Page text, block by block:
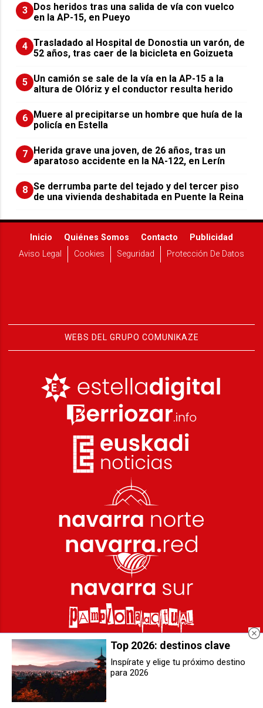
3 Dos heridos tras una salida de vía con vuelco
en la AP-15, en Pueyo
4 Trasladado al Hospital de Donostia un varón, de
52 años, tras caer de la bicicleta en Goizueta
5 Un camión se sale de la vía en la AP-15 a la
altura de Olóriz y el conductor resulta herido
6 Muere al precipitarse un hombre que huía de la
policía en Estella
7 Herida grave una joven, de 26 años, tras un
aparatoso accidente en la NA-122, en Lerín
8 Se derrumba parte del tejado y del tercer piso
de una vivienda deshabitada en Puente la Reina
Inicio Quiénes Somos Contacto
Publicidad
Aviso Legal
Cookies Seguridad Protección De Datos
WEBS DEL GRUPO COMUNIKAZE
El Gobierno de Navarra reivindica
la Constitución como base para
avanzar en un Estado plural,
descentralizado y solidario
Las bodegas europeas apoyan el
Top 2026: destinos clave
Inspírate y elige tu próximo destino
para 2026